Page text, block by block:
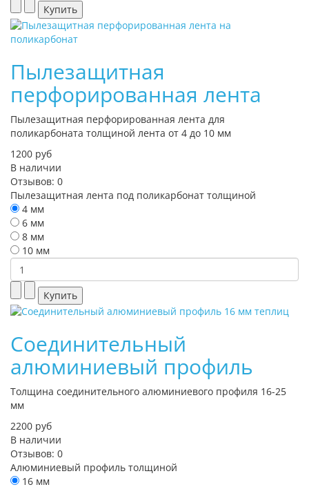
Пылезащитная
перфорированная лента
Пылезащитная перфорированная лента для
поликарбоната толщиной лента от 4 до 10 мм
1200 руб
В наличии
Отзывов: 0
Пылезащитная лента под поликарбонат толщиной
4 мм
6 мм
8 мм
10 мм
Соединительный
алюминиевый профиль
Толщина соединительного алюминиевого профиля 16-25
мм
2200 руб
В наличии
Отзывов: 0
Алюминиевый профиль толщиной
16 мм